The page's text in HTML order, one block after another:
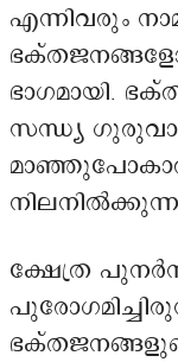
എന്നിവരും
ഭാഗമായി.
സന്ധ്യ
ക്ഷേത്ര